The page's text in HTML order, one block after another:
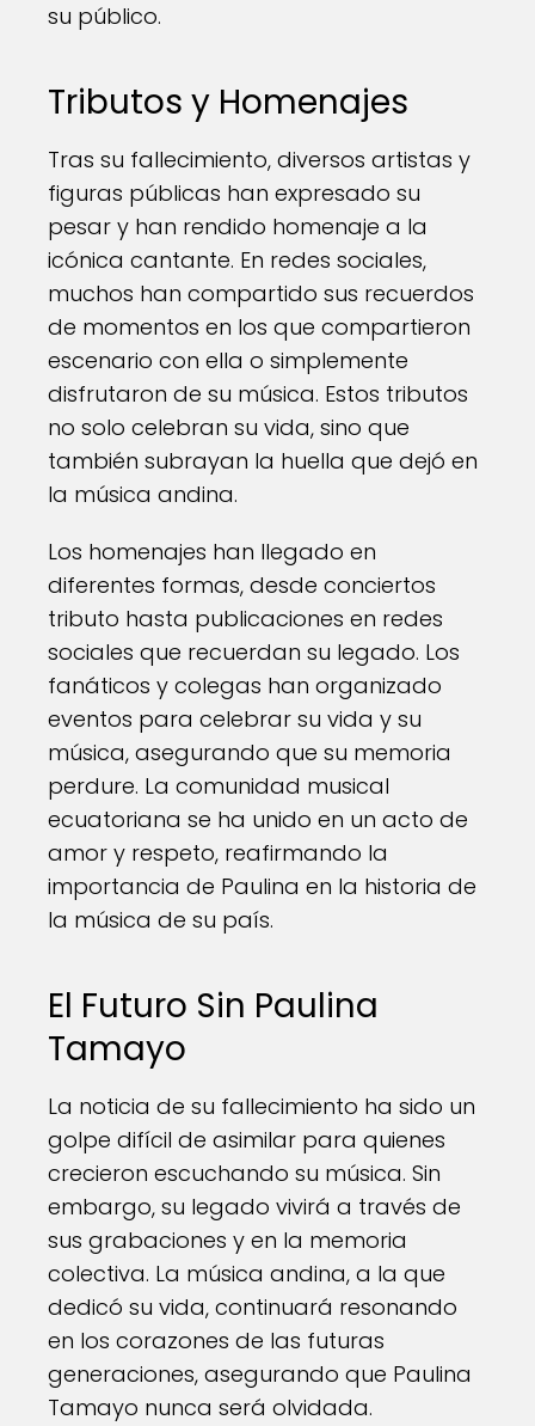
su público.
Tributos y Homenajes
Tras su fallecimiento, diversos artistas y
figuras públicas han expresado su
pesar y han rendido homenaje a la
icónica cantante. En redes sociales,
muchos han compartido sus recuerdos
de momentos en los que compartieron
escenario con ella o simplemente
disfrutaron de su música. Estos tributos
no solo celebran su vida, sino que
también subrayan la huella que dejó en
la música andina.
Los homenajes han llegado en
diferentes formas, desde conciertos
tributo hasta publicaciones en redes
sociales que recuerdan su legado. Los
fanáticos y colegas han organizado
eventos para celebrar su vida y su
música, asegurando que su memoria
perdure. La comunidad musical
ecuatoriana se ha unido en un acto de
amor y respeto, reafirmando la
importancia de Paulina en la historia de
la música de su país.
El Futuro Sin Paulina
Tamayo
La noticia de su fallecimiento ha sido un
golpe difícil de asimilar para quienes
crecieron escuchando su música. Sin
embargo, su legado vivirá a través de
sus grabaciones y en la memoria
colectiva. La música andina, a la que
dedicó su vida, continuará resonando
en los corazones de las futuras
generaciones, asegurando que Paulina
Tamayo nunca será olvidada.